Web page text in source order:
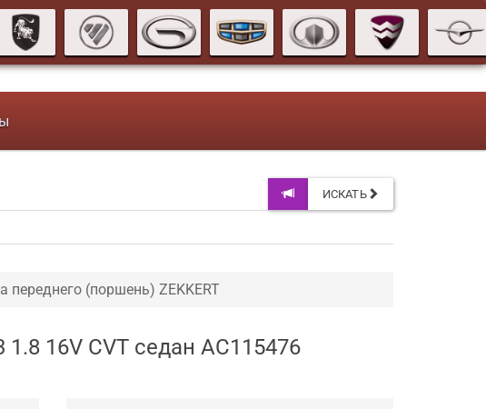
ИСКАТЬ
переднего (поршень) ZEKKERT
16V CVT седан AC115476